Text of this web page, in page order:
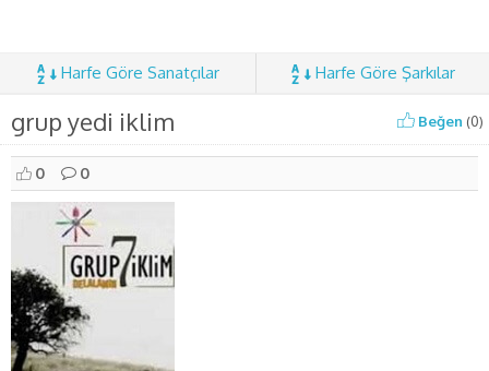
Harfe Göre Sanatçılar Harfe Göre Şarkılar
grup yedi iklim Beğen (0)
0 0